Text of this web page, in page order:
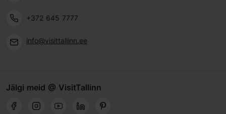
+372 645 7777
info@visittallinn.ee
Jälgi meid @ VisitTallinn